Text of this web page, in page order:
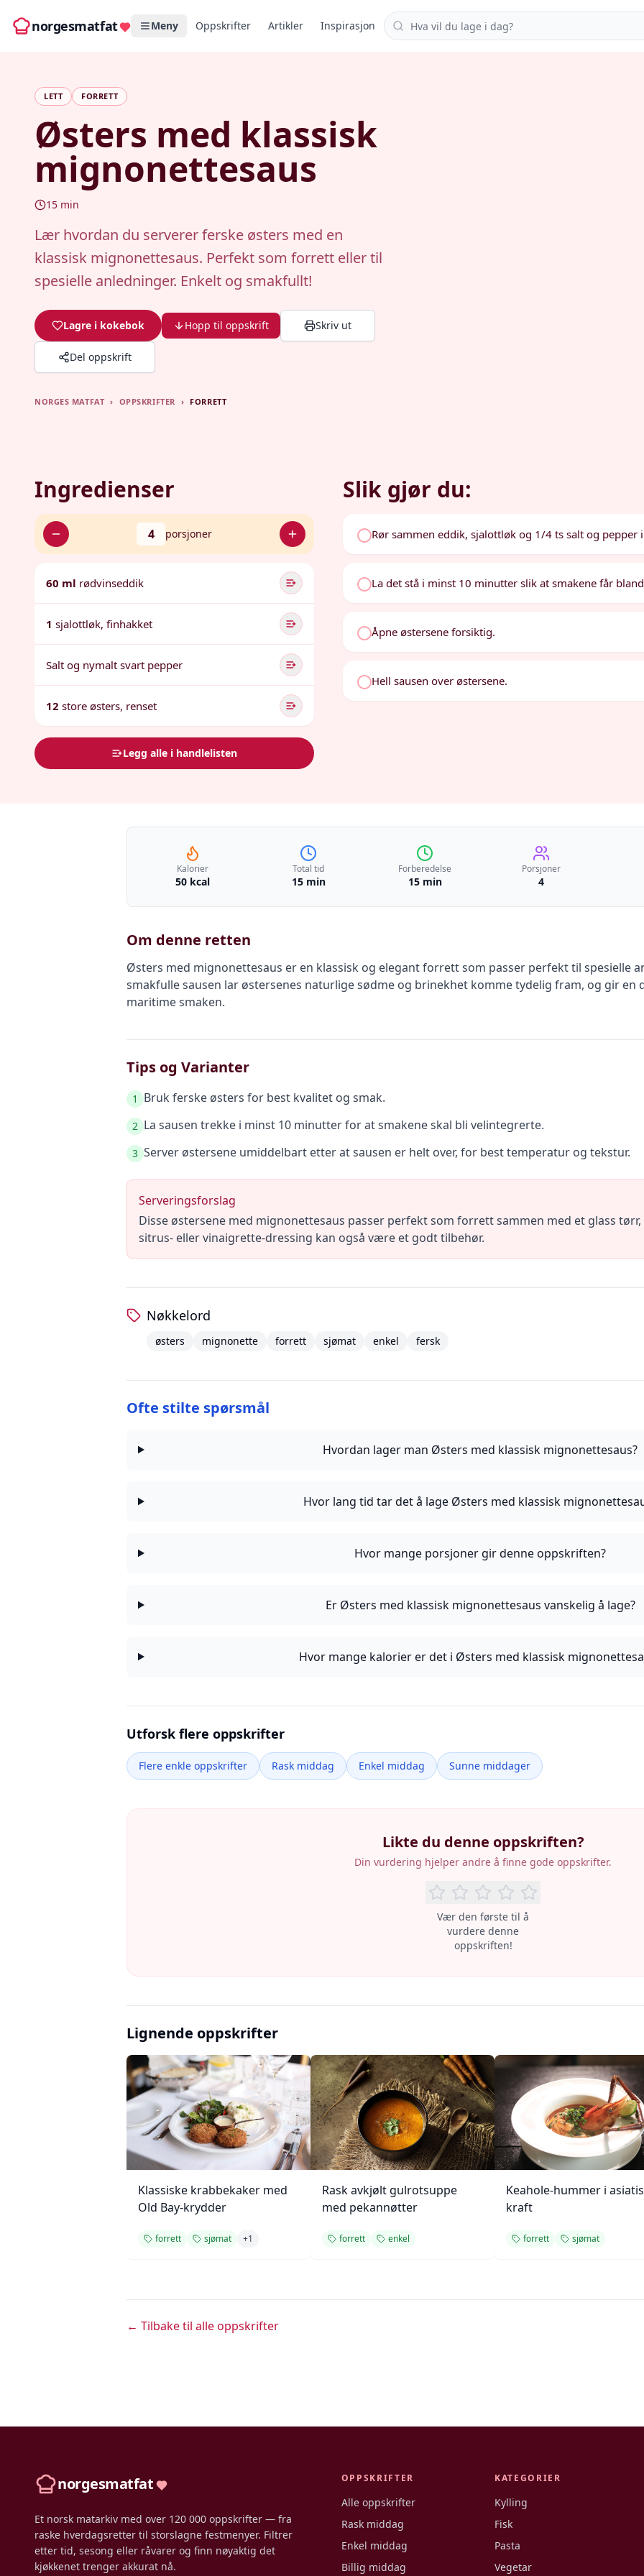
norgesmatfat Meny Oppskrifter Artikler Inspirasjon Søk i oppskrifter
LETT FORRETT
Østers med klassisk
mignonettesaus
15 min
Lær hvordan du serverer ferske østers med en
klassisk mignonettesaus. Perfekt som forrett eller til
spesielle anledninger. Enkelt og smakfullt!
Lagre i kokebok Hopp til oppskrift Skriv ut
Del oppskrift
NORGES MATFAT › OPPSKRIFTER › FORRETT
Ingredienser
4 porsjoner
60 ml rødvinseddik
1 sjalottløk, finhakket
Salt og nymalt svart pepper
12 store østers, renset
Legg alle i handlelisten
Slik gjør du:
Rør sammen eddik, sjalottløk og 1/4 ts salt og pepper
La det stå i minst 10 minutter slik at smakene får
Åpne østersene forsiktig.
Hell sausen over østersene.
Kalorier
50 kcal
Total tid
15 min
Forberedelse
15 min
Porsjoner
4
Om denne retten
Østers med mignonettesaus er en klassisk og elegant forrett som passer perfekt til spesielle
smakfulle sausen lar østersenes naturlige sødme og brinekhet komme tydelig fram, og gir en
maritime smaken.
Tips og Varianter
1 Bruk ferske østers for best kvalitet og smak.
2 La sausen trekke i minst 10 minutter for at smakene skal bli velintegrerte.
3 Server østersene umiddelbart etter at sausen er helt over, for best temperatur og tekstur.
Serveringsforslag
Disse østersene med mignonettesaus passer perfekt som forrett sammen med et glass
sitrus- eller vinaigrette-dressing kan også være et godt tilbehør.
Nøkkelord
østers mignonette forrett sjømat enkel fersk
Ofte stilte spørsmål
Hvordan lager man Østers med klassisk mignonettesaus?
Hvor lang tid tar det å lage Østers med klassisk
Hvor mange porsjoner gir denne oppskriften?
Er Østers med klassisk mignonettesaus vanskelig å lage?
Hvor mange kalorier er det i Østers med klassisk
Utforsk flere oppskrifter
Flere enkle oppskrifter Rask middag Enkel middag Sunne middager
Likte du denne oppskriften?
Din vurdering hjelper andre å finne gode oppskrifter.
Vær den første til å
vurdere denne
oppskriften!
Lignende oppskrifter
Klassiske krabbekaker med
Old Bay-krydder
forrett sjømat +1
Rask avkjølt gulrotsuppe
med pekannøtter
forrett enkel
Keahole-hummer i
kraft
forrett sjømat
← Tilbake til alle oppskrifter
norgesmatfat
Et norsk matarkiv med over 120 000 oppskrifter — fra
raske hverdagsretter til storslagne festmenyer. Filtrer
etter tid, sesong eller råvarer og finn nøyaktig det
kjøkkenet trenger akkurat nå.
OPPSKRIFTER
Alle oppskrifter
Rask middag
Enkel middag
Billig middag
KATEGORIER
Kylling
Fisk
Pasta
Vegetar